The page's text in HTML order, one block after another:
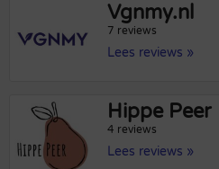
Vgnmy.nl
7 reviews
Lees reviews »
Hippe Peer
4 reviews
Lees reviews »